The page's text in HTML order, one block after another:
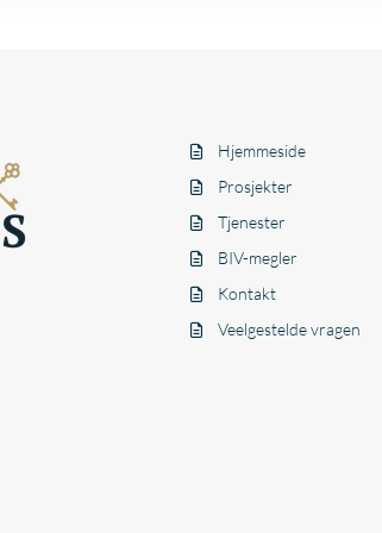
Hjemmeside
Prosjekter
Tjenester
BIV-megler
Kontakt
Veelgestelde vragen